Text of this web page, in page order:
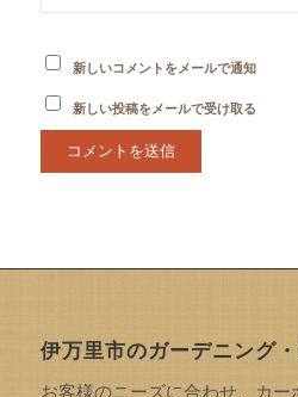
新しいコメントをメールで通知
新しい投稿をメールで受け取る
伊万里市のガーデニング
お客様のニーズに合わせ、カ